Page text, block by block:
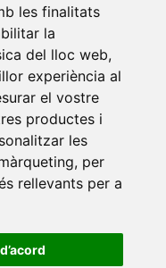
les finalitats
la
del lloc web,
experiència al
el vostre
productes i
les
, per
rellevants per a
d'Alacant
Autònoma de
•Universitat
de Girona •
• Universitat
Jaume I
Miguel Hernández
•Universitat
Politècnica de
de València
Ramon Llull
de Sàsser